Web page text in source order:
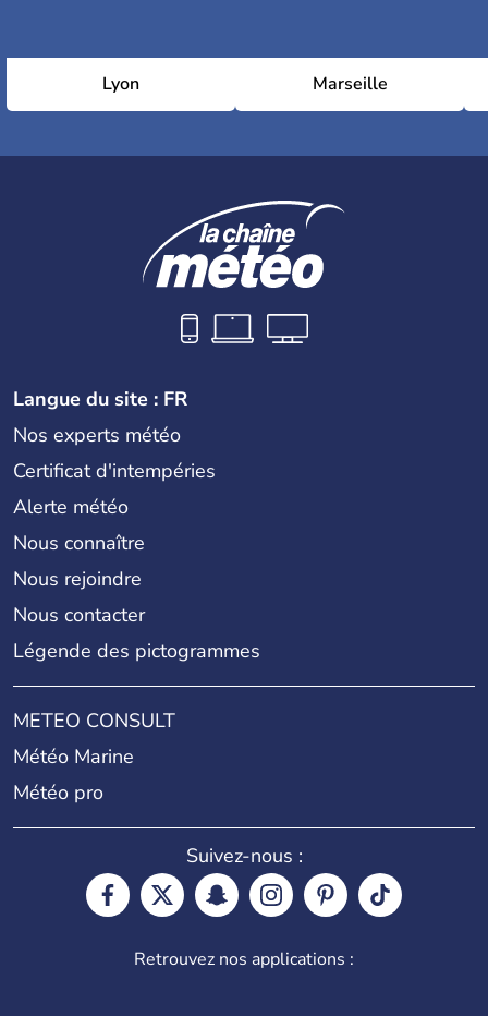
Lyon Marseille
Langue du site : FR
Nos experts météo
Certificat d'intempéries
Alerte météo
Nous connaître
Nous rejoindre
Nous contacter
Légende des pictogrammes
METEO CONSULT
Météo Marine
Météo pro
Suivez-nous :
Retrouvez nos applications :